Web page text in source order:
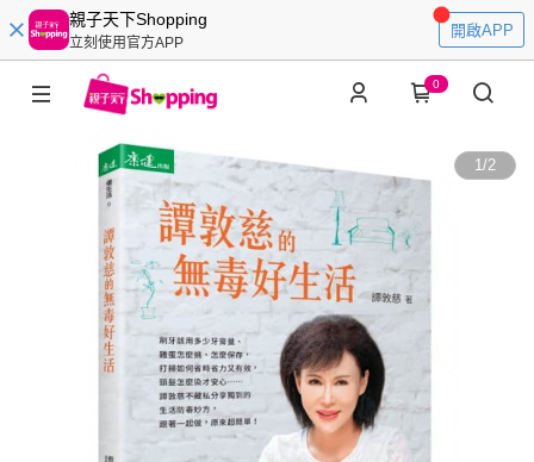
親子天下Shopping
立刻使用官方APP
開啟APP
0
1/2